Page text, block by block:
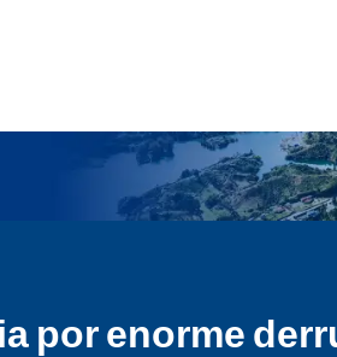
por enorme